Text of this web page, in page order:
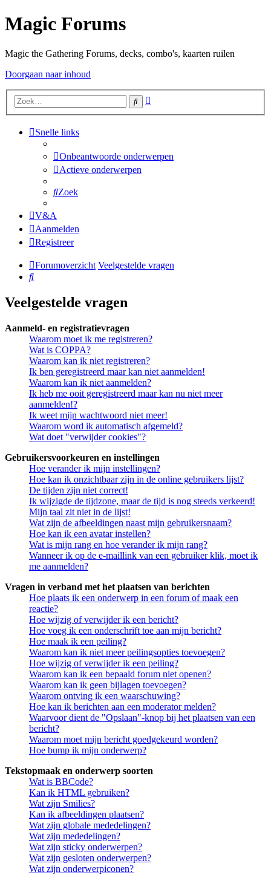
Magic Forums
Magic the Gathering Forums, decks, combo's, kaarten ruilen
Doorgaan naar inhoud
Zoek
Snelle links
Onbeantwoorde onderwerpen
Actieve onderwerpen
Zoek
V&A
Aanmelden
Registreer
Forumoverzicht Veelgestelde vragen
Zoek
Veelgestelde vragen
Aanmeld- en registratievragen
Waarom moet ik me registreren?
Wat is COPPA?
Waarom kan ik niet registreren?
Ik ben geregistreerd maar kan niet aanmelden!
Waarom kan ik niet aanmelden?
Ik heb me ooit geregistreerd maar kan nu niet meer
aanmelden!?
Ik weet mijn wachtwoord niet meer!
Waarom word ik automatisch afgemeld?
Wat doet "verwijder cookies"?
Gebruikersvoorkeuren en instellingen
Hoe verander ik mijn instellingen?
Hoe kan ik onzichtbaar zijn in de online gebruikers lijst?
De tijden zijn niet correct!
Ik wijzigde de tijdzone, maar de tijd is nog steeds verkeerd!
Mijn taal zit niet in de lijst!
Wat zijn de afbeeldingen naast mijn gebruikersnaam?
Hoe kan ik een avatar instellen?
Wat is mijn rang en hoe verander ik mijn rang?
Wanneer ik op de e-maillink van een gebruiker klik, moet ik
me aanmelden?
Vragen in verband met het plaatsen van berichten
Hoe plaats ik een onderwerp in een forum of maak een
reactie?
Hoe wijzig of verwijder ik een bericht?
Hoe voeg ik een onderschrift toe aan mijn bericht?
Hoe maak ik een peiling?
Waarom kan ik niet meer peilingsopties toevoegen?
Hoe wijzig of verwijder ik een peiling?
Waarom kan ik een bepaald forum niet openen?
Waarom kan ik geen bijlagen toevoegen?
Waarom ontving ik een waarschuwing?
Hoe kan ik berichten aan een moderator melden?
Waarvoor dient de "Opslaan"-knop bij het plaatsen van een
bericht?
Waarom moet mijn bericht goedgekeurd worden?
Hoe bump ik mijn onderwerp?
Tekstopmaak en onderwerp soorten
Wat is BBCode?
Kan ik HTML gebruiken?
Wat zijn Smilies?
Kan ik afbeeldingen plaatsen?
Wat zijn globale mededelingen?
Wat zijn mededelingen?
Wat zijn sticky onderwerpen?
Wat zijn gesloten onderwerpen?
Wat zijn onderwerpiconen?